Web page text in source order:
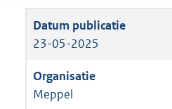
23-05-2025
Meppel